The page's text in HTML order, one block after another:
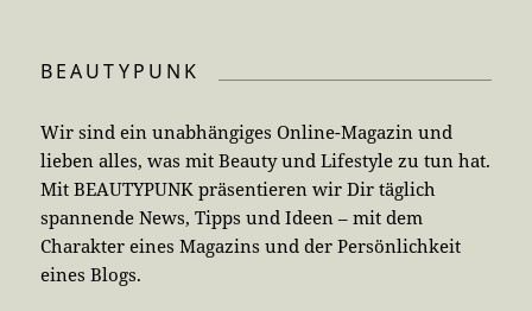
BEAUTYPUNK
Wir sind ein unabhängiges Online-Magazin und
lieben alles, was mit Beauty und Lifestyle zu tun hat.
Mit BEAUTYPUNK präsentieren wir Dir täglich
spannende News, Tipps und Ideen – mit dem
Charakter eines Magazins und der Persönlichkeit
eines Blogs.